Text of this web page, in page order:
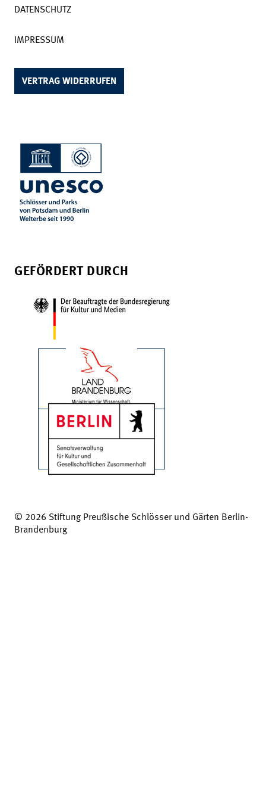
DATENSCHUTZ
IMPRESSUM
VERTRAG WIDERRUFEN
GEFÖRDERT DURCH
© 2026 Stiftung Preußische Schlösser und Gärten Berlin-
Brandenburg